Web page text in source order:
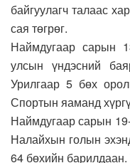
байгуулагч талаас
сая төгрөг.
Наймдугаар сарын
улсын үндэсний
Урилгаар 5 бөх
Спортын яаманд
Наймдугаар сарын
Налайхын голын
64 бөхийн барилдаан.